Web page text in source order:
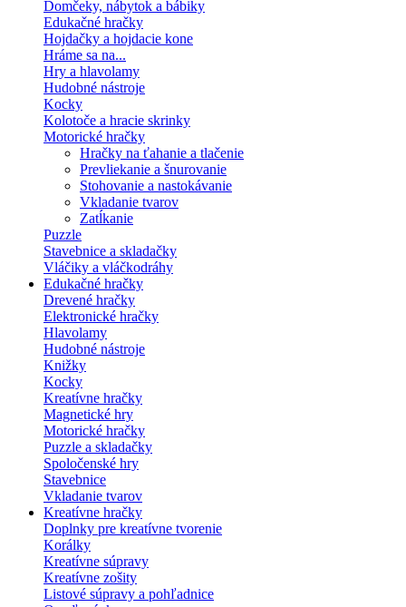
Domčeky, nábytok a bábiky
Edukačné hračky
Hojdačky a hojdacie kone
Hráme sa na...
Hry a hlavolamy
Hudobné nástroje
Kocky
Kolotoče a hracie skrinky
Motorické hračky
Hračky na ťahanie a tlačenie
Prevliekanie a šnurovanie
Stohovanie a nastokávanie
Vkladanie tvarov
Zatĺkanie
Puzzle
Stavebnice a skladačky
Vláčiky a vláčkodráhy
Edukačné hračky
Drevené hračky
Elektronické hračky
Hlavolamy
Hudobné nástroje
Knižky
Kocky
Kreatívne hračky
Magnetické hry
Motorické hračky
Puzzle a skladačky
Spoločenské hry
Stavebnice
Vkladanie tvarov
Kreatívne hračky
Doplnky pre kreatívne tvorenie
Korálky
Kreatívne súpravy
Kreatívne zošity
Listové súpravy a pohľadnice